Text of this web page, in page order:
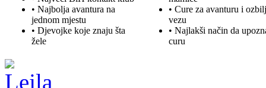
• Najbolja avantura na
jednom mjestu
• Djevojke koje znaju šta
žele
• Cure za avanturu i
vezu
• Najlakši način da
curu